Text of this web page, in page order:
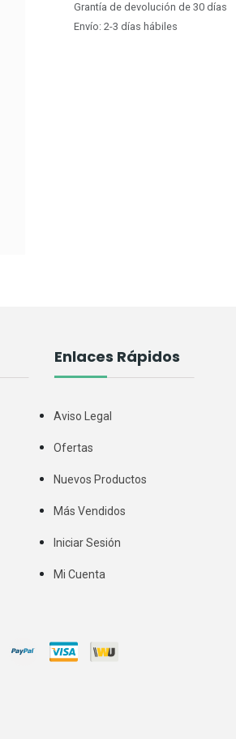
Grantía de devolución de 30 días
Envío: 2-3 días hábiles
Enlaces Rápidos
Aviso Legal
Ofertas
Nuevos Productos
Más Vendidos
Iniciar Sesión
Mi Cuenta